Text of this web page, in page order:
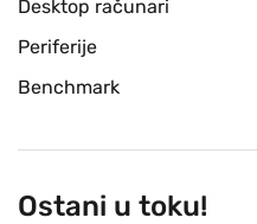
Desktop računari
Periferije
Benchmark
Ostani u toku!